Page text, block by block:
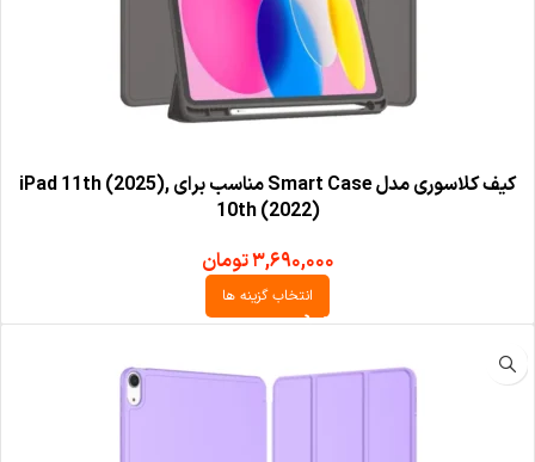
کیف کلاسوری مدل Smart Case مناسب برای iPad 11th (2025),
10th (2022)
۳,۶۹۰,۰۰۰تومان
انتخاب گزینه ها